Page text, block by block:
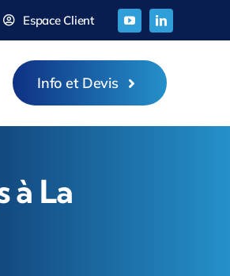
Espace Client
Info et Devis
à La